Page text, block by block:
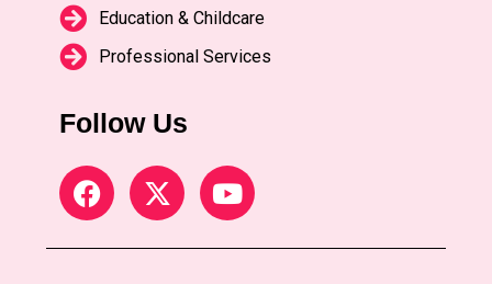
Education & Childcare
Professional Services
Follow Us